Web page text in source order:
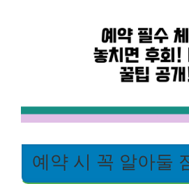
예약 시 꼭 알아둘